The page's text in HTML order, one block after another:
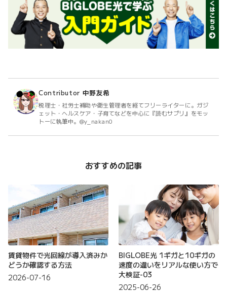
Contributor 中野友希
税理士・社労士補助や衛生管理者を経てフリーライターに。ガジ
ェット・ヘルスケア・子育てなどを中心に『読むサプリ』をモッ
トーに執筆中。@y_nakan0
おすすめの記事
賃貸物件で光回線が導入済みか
どうか確認する方法
2026-07-16
BIGLOBE光 1ギガと10ギガの
速度の違いをリアルな使い方で
大検証-03
2025-06-26